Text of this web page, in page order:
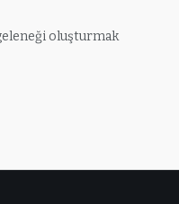
oluşturmak